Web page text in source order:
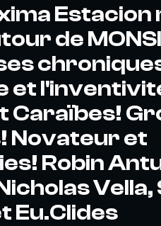
de
et
Caraïbes!
Novateur et
Robin
Vella,
Eu.Clides